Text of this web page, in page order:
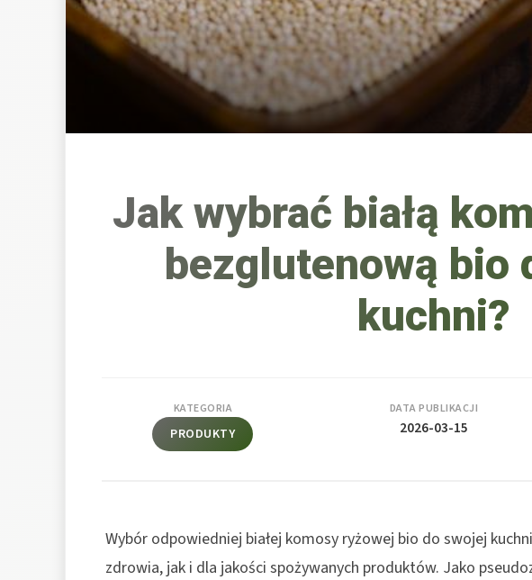
Jak wybrać białą
bezglutenową bio
kuchni?
KATEGORIA
PRODUKTY
DATA PUBLIKACJI
2026-03-15
Wybór odpowiedniej białej komosy ryżowej bio do swojej
zdrowia, jak i dla jakości spożywanych produktów. Jako